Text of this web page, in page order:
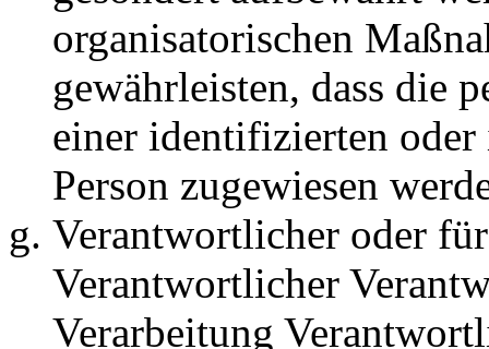
organisatorischen
gewährleisten, dass die
einer identifizierten
Person zugewiesen
Verantwortlicher oder
Verantwortlicher
Verarbeitung